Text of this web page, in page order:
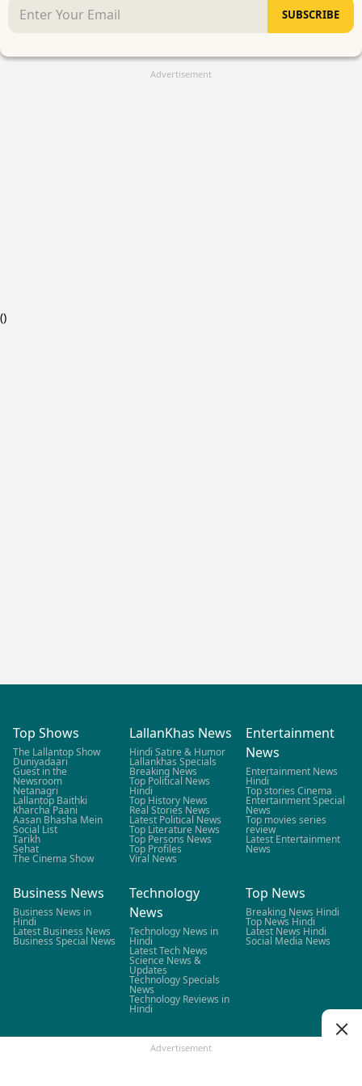
SUBSCRIBE
Advertisement
()
Top Shows
The Lallantop Show
Duniyadaari
Guest in the
Newsroom
Netanagri
Lallantop Baithki
Kharcha Paani
Aasan Bhasha Mein
Social List
Tarikh
Sehat
The Cinema Show
LallanKhas News
Hindi Satire & Humor
Lallankhas Specials
Breaking News
Top Political News
Hindi
Top History News
Real Stories News
Latest Political News
Top Literature News
Top Persons News
Top Profiles
Viral News
Entertainment
News
Entertainment News
Hindi
Top stories Cinema
Entertainment Special
News
Top movies series
review
Latest Entertainment
News
Business News
Business News in
Hindi
Latest Business News
Business Special News
Technology
News
Technology News in
Hindi
Latest Tech News
Science News &
Updates
Technology Specials
News
Technology Reviews in
Hindi
Top News
Breaking News Hindi
Top News Hindi
Latest News Hindi
Social Media News
Education News
Advertisement